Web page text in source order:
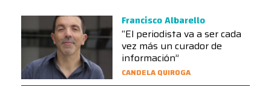
Francisco Albarello
“El periodista va a ser cada
vez más un curador de
información”
CANDELA QUIROGA